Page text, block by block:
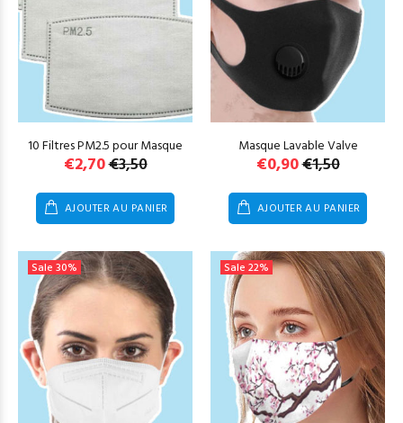
10 Filtres PM2.5 pour Masque
€3,50
Le
initial
était :
€2,70Le
actuel
est :
AJOUTER AU PANIER
Masque Lavable Valve
€1,50
Le
initial
était :
€0,90Le
actuel
est :
AJOUTER AU PANIER
Sale 30% Sale 22%